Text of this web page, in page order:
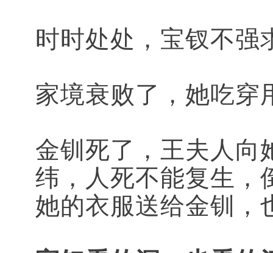
时时处处，宝钗不强
家境衰败了，她吃穿
金钏死了，王夫人向
纬，人死不能复生，
她的衣服送给金钏，